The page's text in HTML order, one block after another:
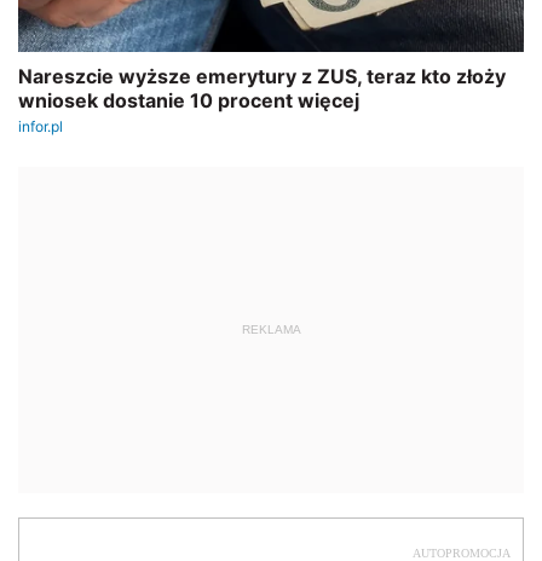
REKLAMA
AUTOPROMOCJA